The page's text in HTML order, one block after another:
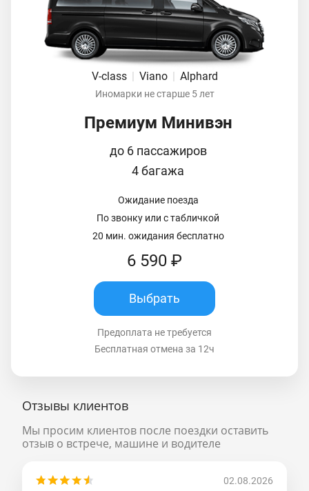
V-class | Viano | Alphard
Иномарки не старше 5 лет
Премиум Минивэн
до 6 пассажиров
4 багажа
Ожидание поезда
По звонку или с табличкой
20 мин. ожидания бесплатно
6 590 ₽
Выбрать
Предоплата не требуется
Бесплатная отмена за 12ч
Отзывы клиентов
Мы просим клиентов после поездки оставить
отзыв о встрече, машине и водителе
02.08.2026